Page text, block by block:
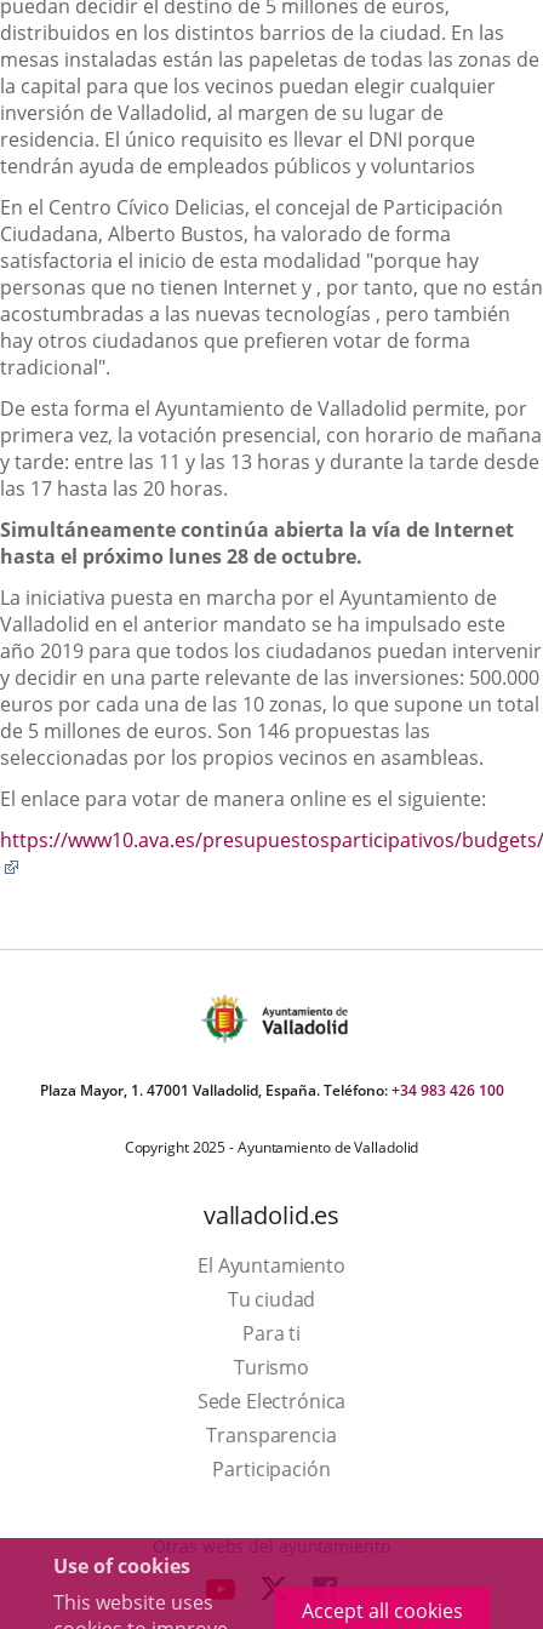
Use of cookies
This website uses
Accept all cookies
puedan decidir el destino de 5 millones de euros,
distribuidos en los distintos barrios de la ciudad. En las
mesas instaladas están las papeletas de todas las zonas de
la capital para que los vecinos puedan elegir cualquier
inversión de Valladolid, al margen de su lugar de
residencia. El único requisito es llevar el DNI porque
tendrán ayuda de empleados públicos y voluntarios
En el Centro Cívico Delicias, el concejal de Participación
Ciudadana, Alberto Bustos, ha valorado de forma
satisfactoria el inicio de esta modalidad "porque hay
personas que no tienen Internet y , por tanto, que no están
acostumbradas a las nuevas tecnologías , pero también
hay otros ciudadanos que prefieren votar de forma
tradicional".
De esta forma el Ayuntamiento de Valladolid permite, por
primera vez, la votación presencial, con horario de mañana
y tarde: entre las 11 y las 13 horas y durante la tarde desde
las 17 hasta las 20 horas.
Simultáneamente continúa abierta la vía de Internet
hasta el próximo lunes 28 de octubre.
La iniciativa puesta en marcha por el Ayuntamiento de
Valladolid en el anterior mandato se ha impulsado este
año 2019 para que todos los ciudadanos puedan intervenir
y decidir en una parte relevante de las inversiones: 500.000
euros por cada una de las 10 zonas, lo que supone un total
de 5 millones de euros. Son 146 propuestas las
seleccionadas por los propios vecinos en asambleas.
El enlace para votar de manera online es el siguiente:
https://www10.ava.es/presupuestosparticipativos/
aplicación
Plaza Mayor, 1. 47001 Valladolid, España. Teléfono:+34 983 426 100
Copyright 2025 - Ayuntamiento de Valladolid
valladolid.es
El Ayuntamiento
Tu ciudad
Para ti
TurismoThis
link
will
open
a
up
Sede Electrónica
Transparencia
Participación
Otras webs del ayuntamiento
LINK LINK
TO
LINK
TO